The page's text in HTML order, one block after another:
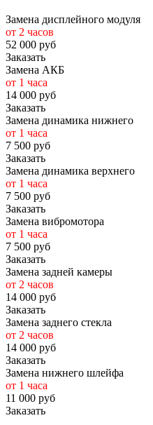
Замена дисплейного модуля
от 2 часов
52 000 руб
Заказать
Замена АКБ
от 1 часа
14 000 руб
Заказать
Замена динамика нижнего
от 1 часа
7 500 руб
Заказать
Замена динамика верхнего
от 1 часа
7 500 руб
Заказать
Замена вибромотора
от 1 часа
7 500 руб
Заказать
Замена задней камеры
от 2 часов
14 000 руб
Заказать
Замена заднего стекла
от 2 часов
14 000 руб
Заказать
Замена нижнего шлейфа
от 1 часа
11 000 руб
Заказать